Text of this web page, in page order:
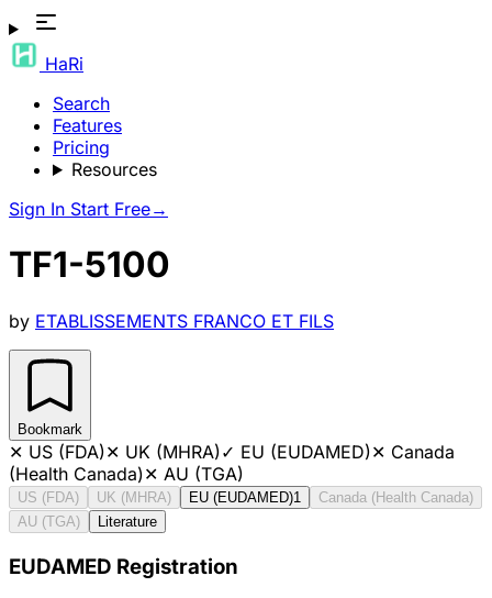
HaRi
Search
Features
Pricing
Resources
Sign In Start Free→
TF1-5100
by ETABLISSEMENTS FRANCO ET FILS
Bookmark
✕ US (FDA)✕ UK (MHRA)✓ EU (EUDAMED)✕ Canada
(Health Canada)✕ AU (TGA)
US (FDA) UK (MHRA) EU (EUDAMED)1
Canada (Health Canada)
AU (TGA)
Literature
EUDAMED Registration